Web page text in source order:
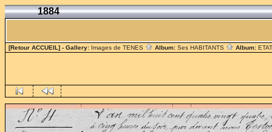
1884
[Retour ACCUEIL] - Gallery: Images de TENES Album: Ses HABITANTS Album: